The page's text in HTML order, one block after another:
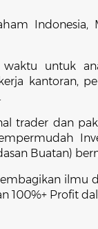
Indonesia,
untuk
kantoran,
trader dan
Buatan)
ilmu
100%+ Profit